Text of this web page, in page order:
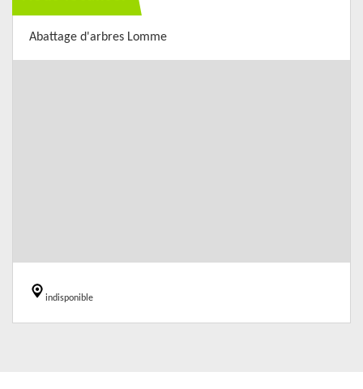
Abattage d'arbres Lomme
indisponible